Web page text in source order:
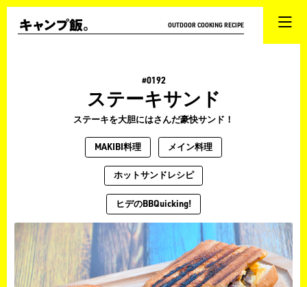
OUTDOOR COOKING RECIPE
#0192
ステーキサンド
ステーキを大胆にはさんだ豪快サンド！
MAKIBI料理 メイン料理
ホットサンドレシピ
ヒデのBBQuicking!